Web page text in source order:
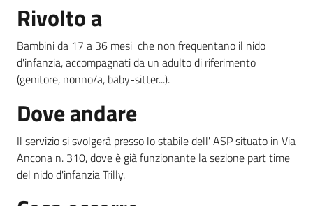
Rivolto a
Bambini da 17 a 36 mesi che non frequentano il nido
d'infanzia, accompagnati da un adulto di riferimento
(genitore, nonno/a, baby-sitter...).
Dove andare
Il servizio si svolgerà presso lo stabile dell' ASP situato in Via
Ancona n. 310, dove è già funzionante la sezione part time
del nido d'infanzia Trilly.